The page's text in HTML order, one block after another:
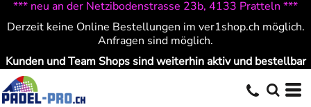
*** neu an der Netzibodenstrasse 23b, 4133 Pratteln ***
Derzeit keine Online Bestellungen im ver1shop.ch möglich.
Anfragen sind möglich.
Kunden und Team Shops sind weiterhin aktiv und bestellbar